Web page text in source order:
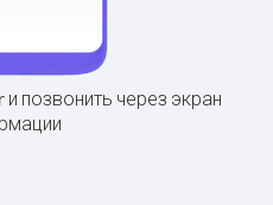
позвонить через экран